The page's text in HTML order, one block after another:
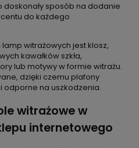
doskonały sposób na dodanie
do każdego
witrażowych jest klosz,
kawałków szkła,
lub motywy w formie witrażu.
dzięki czemu plafony
odporne na uszkodzenia.
witrażowe w
internetowego